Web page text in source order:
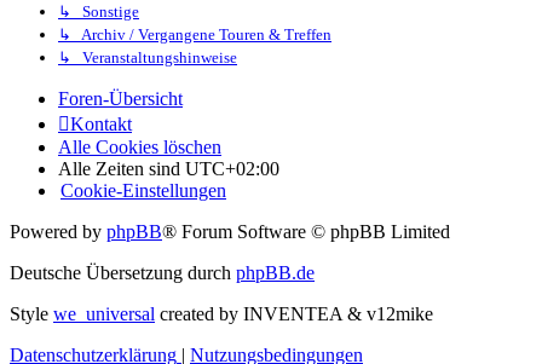
↳ Sonstige
↳ Archiv / Vergangene Touren & Treffen
↳ Veranstaltungshinweise
Foren-Übersicht
Kontakt
Alle Cookies löschen
Alle Zeiten sind UTC+02:00
Cookie-Einstellungen
Powered by phpBB® Forum Software © phpBB Limited
Deutsche Übersetzung durch phpBB.de
Style we_universal created by INVENTEA & v12mike
Datenschutzerklärung
Nutzungsbedingungen